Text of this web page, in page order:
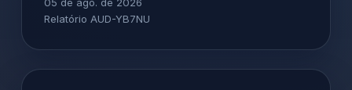
Relatório AUD-YB7NU